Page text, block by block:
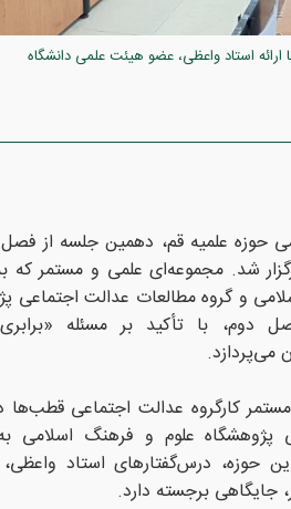
استاد واعظی، عضو هیئت علمی دانشگاه
حوزه علمیه قم، دهمین جلسه از
شد. مجموعه‌ای علمی و مستمر که
و گروه مطالعات عدالت اجتماعی
با تأکید بر مسئله
می‌پردازد.
کارگروه عدالت اجتماعی قطب‌ها
پژوهشگاه علوم و فرهنگ اسلامی
حوزه، درس‌گفتارهای استاد واعظی،
جایگاهی برجسته دارد.